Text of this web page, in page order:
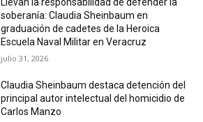
Llevan la responsabilidad de defender la
soberanía: Claudia Sheinbaum en
graduación de cadetes de la Heroica
Escuela Naval Militar en Veracruz
julio 31, 2026
Claudia Sheinbaum destaca detención del
principal autor intelectual del homicidio de
Carlos Manzo